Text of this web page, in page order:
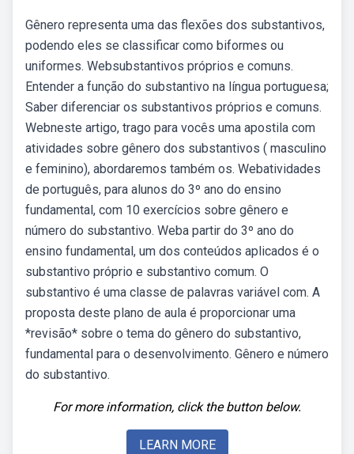
Gênero representa uma das flexões dos substantivos,
podendo eles se classificar como biformes ou
uniformes. Websubstantivos próprios e comuns.
Entender a função do substantivo na língua portuguesa;
Saber diferenciar os substantivos próprios e comuns.
Webneste artigo, trago para vocês uma apostila com
atividades sobre gênero dos substantivos ( masculino
e feminino), abordaremos também os. Webatividades
de português, para alunos do 3º ano do ensino
fundamental, com 10 exercícios sobre gênero e
número do substantivo. Weba partir do 3º ano do
ensino fundamental, um dos conteúdos aplicados é o
substantivo próprio e substantivo comum. O
substantivo é uma classe de palavras variável com. A
proposta deste plano de aula é proporcionar uma
*revisão* sobre o tema do gênero do substantivo,
fundamental para o desenvolvimento. Gênero e número
do substantivo.
For more information, click the button below.
LEARN MORE